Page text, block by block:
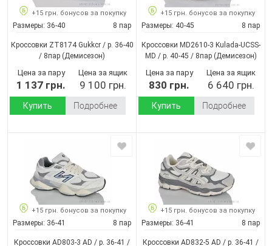
+15 грн. бонусов за покупку
Размеры: 36-40 8 пар
Кроссовки ZT8174 Gukkcr / p. 36-40
/ 8пар (Демисезон)
Цена за пару
1 137 грн.
Цена за ящик
9 100 грн.
Купить Подробнее
+15 грн. бонусов за покупку
Размеры: 40-45 8 пар
Кроссовки MD2610-3 Kulada-UCSS-
MD / p. 40-45 / 8пар(Демисезон)
Цена за пару
830 грн.
Цена за ящик
6 640 грн.
Купить Подробнее
+15 грн. бонусов за покупку
Размеры: 36-41 8 пар
Кроссовки AD803-3 AD / p. 36-41 /
+15 грн. бонусов за покупку
Размеры: 36-41 8 пар
Кроссовки AD832-5 AD / p. 36-41 /